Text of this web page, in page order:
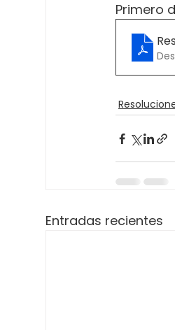
Primero
Entradas recientes